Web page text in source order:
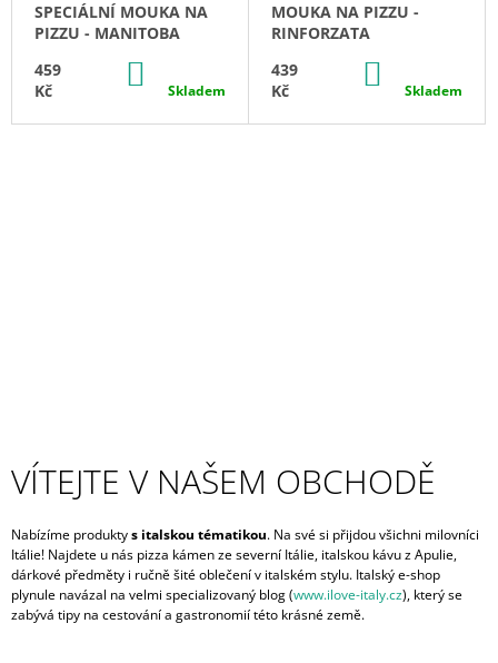
SPECIÁLNÍ MOUKA NA
PIZZU - MANITOBA
459
Kč
KOŠÍKU
Skladem
MOUKA NA PIZZU -
RINFORZATA
439
Kč
KOŠÍKU
Skladem
VÍTEJTE V NAŠEM OBCHODĚ
Nabízíme produktys italskou tématikou. Na své si přijdou všichni milovníci
Itálie! Najdete u nás pizza kámen ze severní Itálie, italskou kávu z Apulie,
dárkové předměty i ručně šité oblečení v italském stylu. Italskýe-shop
plynule navázal na velmi specializovaný blog (www.ilove-italy.cz), který se
zabývá tipy na cestování a gastronomií této krásné země.